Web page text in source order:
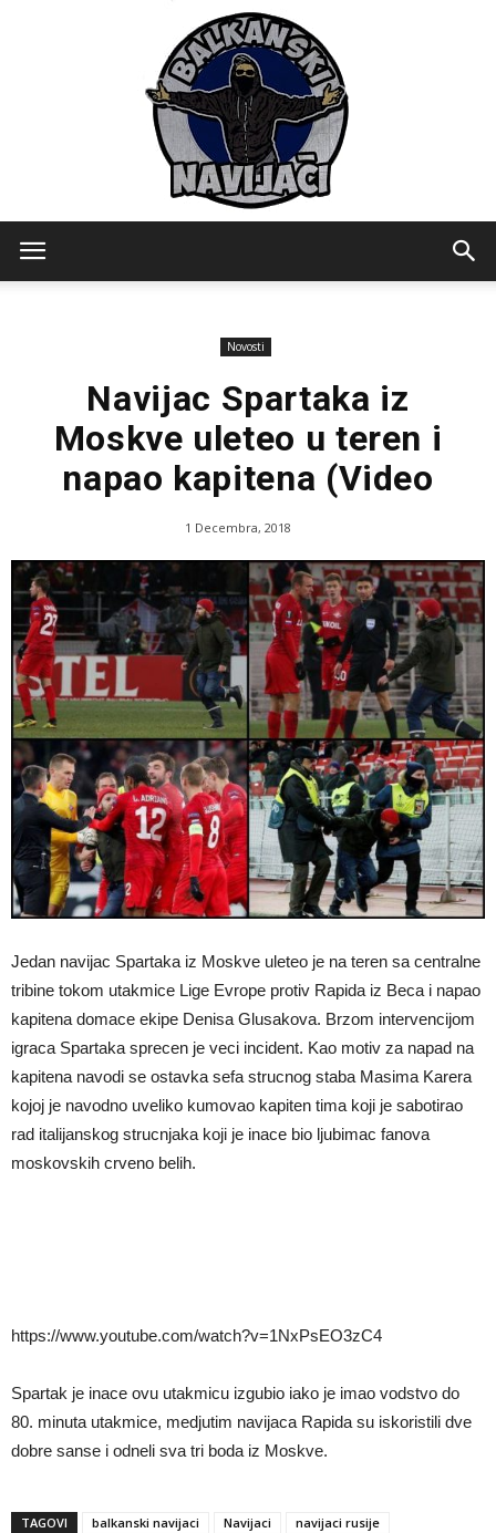
Novosti
Navijac Spartaka iz
Moskve uleteo u teren i
napao kapitena (Video
1 Decembra, 2018
Jedan navijac Spartaka iz Moskve uleteo je na teren sa centralne
tribine tokom utakmice Lige Evrope protiv Rapida iz Beca i napao
kapitena domace ekipe Denisa Glusakova. Brzom intervencijom
igraca Spartaka sprecen je veci incident. Kao motiv za napad na
kapitena navodi se ostavka sefa strucnog staba Masima Karera
kojoj je navodno uveliko kumovao kapiten tima koji je sabotirao
rad italijanskog strucnjaka koji je inace bio ljubimac fanova
moskovskih crveno belih.
https://www.youtube.com/watch?v=1NxPsEO3zC4
Spartak je inace ovu utakmicu izgubio iako je imao vodstvo do
80. minuta utakmice, medjutim navijaca Rapida su iskoristili dve
dobre sanse i odneli sva tri boda iz Moskve.
TAGOVI balkanski navijaci Navijaci
navijaci rusije